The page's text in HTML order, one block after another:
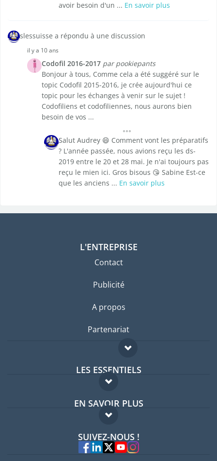
avoir besoin d'un ... En savoir plus
slessuisse a répondu à une discussion
il y a 10 ans
Codofil 2016-2017 par pookiepants
Bonjour à tous, Comme cela a été suggéré sur le
topic Codofil 2015-2016, je crée aujourd'hui ce
topic pour les échanges à venir sur le sujet !
Codofiliens et codofiliennes, nous aurons bien
besoin de vos ...
Salut Audrey 😄 Comment vont les préparatifs
? L'année passée, nous avions reçu les ds-
2019 entre le 20 et 28 mai. Je n'ai toujours pas
reçu le mien ici. Gros bisous 😘 Sabine Est-ce
que les anciens ... En savoir plus
L'ENTREPRISE
Contact
Publicité
A propos
Partenariat
LES ESSENTIELS
Forum expatriés
Guides pays
EN SAVOIR PLUS
FAQ
Experts
SUIVEZ-NOUS !